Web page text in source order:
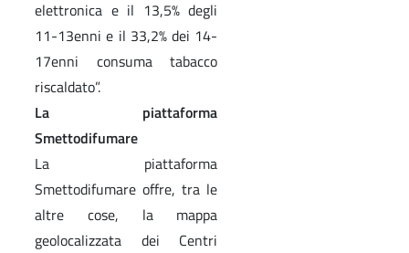
elettronica e il 13,5% degli
11-13enni e il 33,2% dei 14-
17enni consuma tabacco
riscaldato”.
La piattaforma
Smettodifumare
La piattaforma
Smettodifumare offre, tra le
altre cose, la mappa
geolocalizzata dei Centri